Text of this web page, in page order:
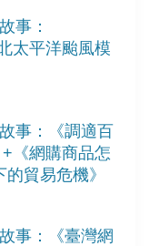
事：
太平洋颱風模
事：《調適百
《網購商品怎
貿易危機》
事：《臺灣網